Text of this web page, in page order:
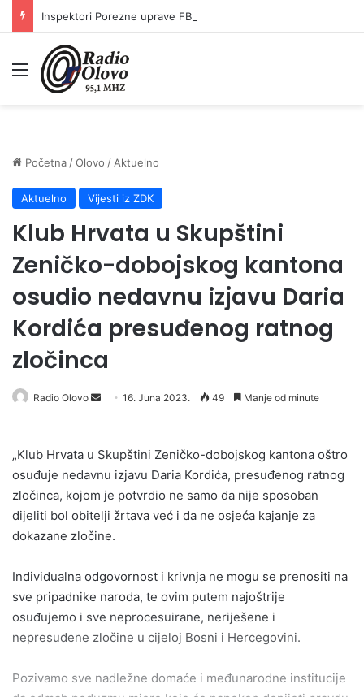
Meni
Početna /Olovo / Aktuelno
Aktuelno Vijesti iz ZDK
Klub Hrvata u Skupštini
Zeničko-dobojskog kantona
osudio nedavnu izjavu Daria
Kordića presuđenog ratnog
zločinca
Radio Olovo
Send16. Juna 2023. 49 Manje od minute
„Klub Hrvata u Skupštini Zeničko-dobojskog kantona oštro
osuđuje nedavnu izjavu Daria Kordića, presuđenog ratnog
zločinca, kojom je potvrdio ne samo da nije sposoban
dijeliti bol obitelji žrtava već i da ne osjeća kajanje za
dokazane zločine.
Individualna odgovornost i krivnja ne mogu se prenositi na
sve pripadnike naroda, te ovim putem najoštrije
osuđujemo i sve neprocesuirane, neriješene i
nepresuđene zločine u cijeloj Bosni i Hercegovini.
Pozivamo sve nadležne domaće i međunarodne institucije